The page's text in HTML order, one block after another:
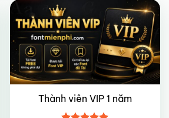
Giảm giá!
Thành viên VIP 1 năm